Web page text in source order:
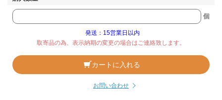
個
発送：15営業日以内
取寄品の為、表示納期の変更の場合はご連絡致します。
カートに入れる
お問い合わせ